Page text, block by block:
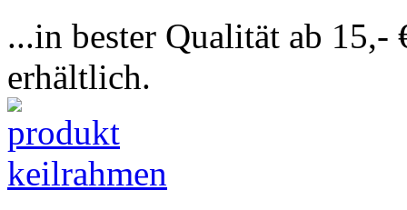
...in bester Qualität ab 15,-
erhältlich.